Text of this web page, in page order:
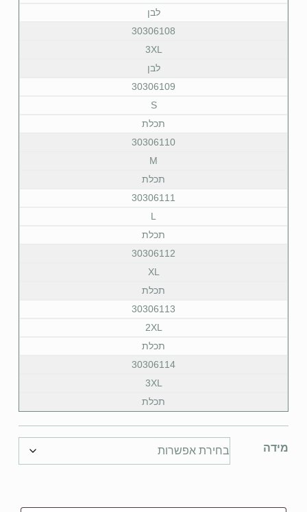
לבן
30306108
3XL
לבן
30306109
S
תכלת
30306110
M
תכלת
30306111
L
תכלת
30306112
XL
תכלת
30306113
2XL
תכלת
30306114
3XL
תכלת
מידה